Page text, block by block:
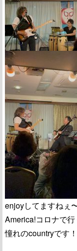
enjoyしてますねぇ
America!コロナで
憧れのcountryで